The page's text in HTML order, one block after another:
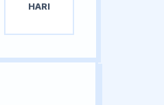
HARI